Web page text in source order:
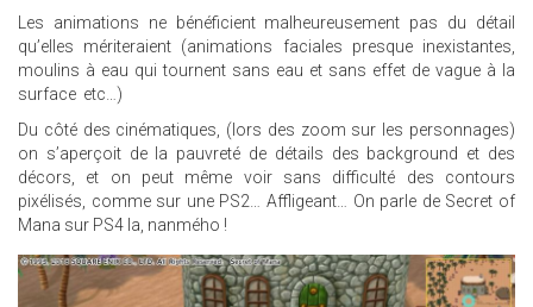
Les animations ne bénéficient malheureusement pas du détail
qu’elles mériteraient (animations faciales presque inexistantes,
moulins à eau qui tournent sans eau et sans effet de vague à la
surface etc…)
Du côté des cinématiques, (lors des zoom sur les personnages)
on s’aperçoit de la pauvreté de détails des background et des
décors, et on peut même voir sans difficulté des contours
pixélisés, comme sur une PS2… Affligeant… On parle de Secret of
Mana sur PS4 la, nanmého !
23.JPG